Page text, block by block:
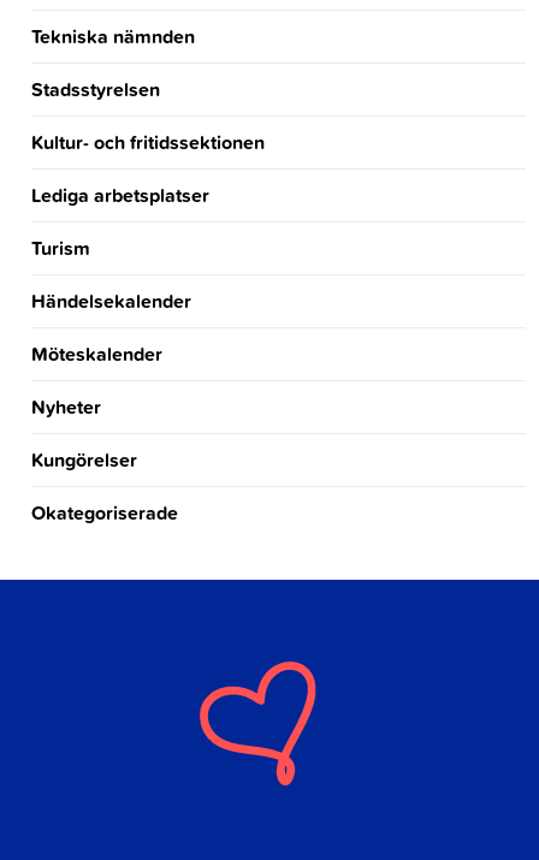
Tekniska nämnden
Stadsstyrelsen
Kultur- och fritidssektionen
Lediga arbetsplatser
Turism
Händelsekalender
Möteskalender
Nyheter
Kungörelser
Okategoriserade